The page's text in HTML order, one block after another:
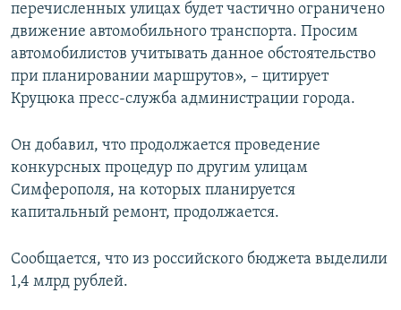
перечисленных улицах будет частично ограничено
движение автомобильного транспорта. Просим
автомобилистов учитывать данное обстоятельство
при планировании маршрутов», – цитирует
Круцюка пресс-служба администрации города.
Он добавил, что продолжается проведение
конкурсных процедур по другим улицам
Симферополя, на которых планируется
капитальный ремонт, продолжается.
Сообщается, что из российского бюджета выделили
1,4 млрд рублей.